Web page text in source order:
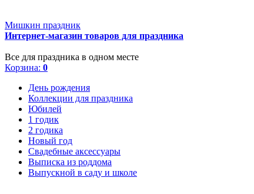
Мишкин праздник
Интернет-магазин товаров для праздника
Все для праздника в одном месте
Корзина: 0
День рождения
Коллекции для праздника
Юбилей
1 годик
2 годика
Новый год
Свадебные аксессуары
Выписка из роддома
Выпускной в саду и школе